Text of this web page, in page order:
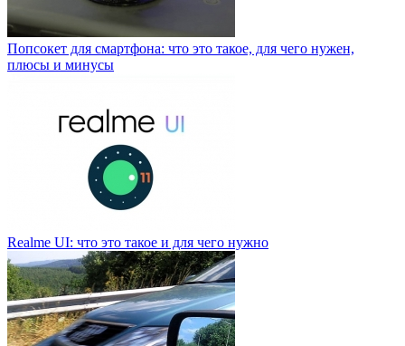
Попсокет для смартфона: что это такое, для чего нужен,
плюсы и минусы
Realme UI: что это такое и для чего нужно